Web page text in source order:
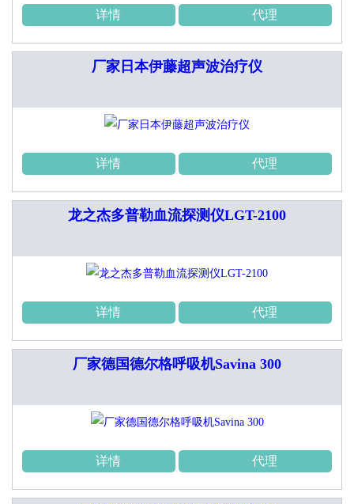
详情 代理
厂家日本伊藤超声波治疗仪
详情 代理
龙之杰多普勒血流探测仪LGT-2100
详情 代理
厂家德国德尔格呼吸机Savina 300
详情 代理